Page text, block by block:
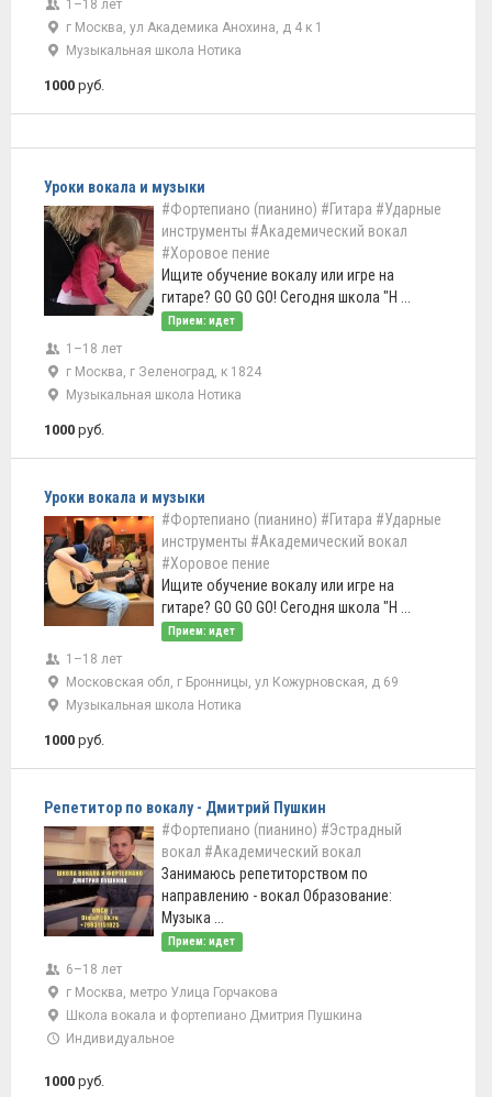
1–18 лет
г Москва, ул Академика Анохина, д 4 к 1
Музыкальная школа Нотика
1000 руб.
Уроки вокала и музыки
#Фортепиано (пианино) #Гитара #Ударные
инструменты #Академический вокал
#Хоровое пение
Ищите обучение вокалу или игре на
гитаре? GO GO GO! Сегодня школа "Н ...
Прием: идет
1–18 лет
г Москва, г Зеленоград, к 1824
Музыкальная школа Нотика
1000 руб.
Уроки вокала и музыки
#Фортепиано (пианино) #Гитара #Ударные
инструменты #Академический вокал
#Хоровое пение
Ищите обучение вокалу или игре на
гитаре? GO GO GO! Сегодня школа "Н ...
Прием: идет
1–18 лет
Московская обл, г Бронницы, ул Кожурновская, д 69
Музыкальная школа Нотика
1000 руб.
Репетитор по вокалу - Дмитрий Пушкин
#Фортепиано (пианино) #Эстрадный
вокал #Академический вокал
Занимаюсь репетиторством по
направлению - вокал Образование:
Музыка ...
Прием: идет
6–18 лет
г Москва, метро Улица Горчакова
Школа вокала и фортепиано Дмитрия Пушкина
Индивидуальное
1000 руб.